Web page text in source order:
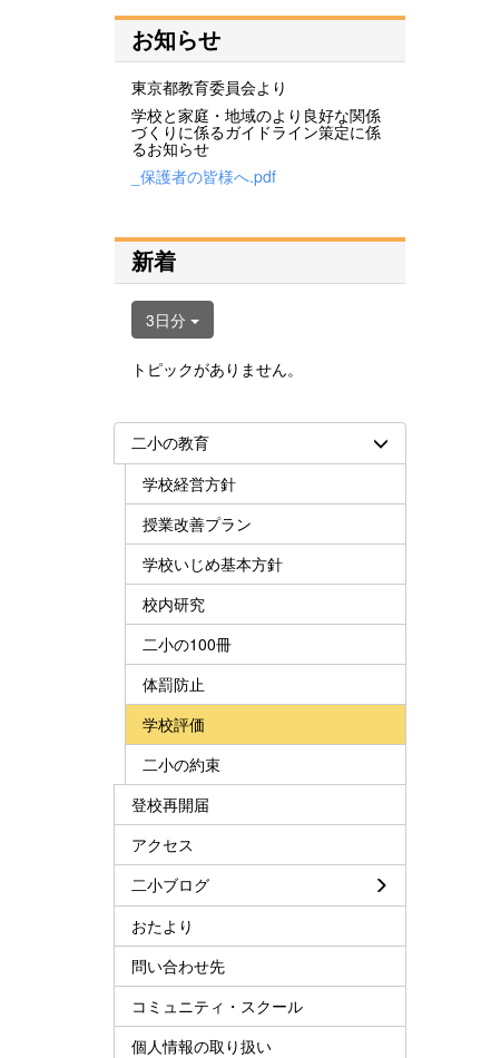
お知らせ
東京都教育委員会より
学校と家庭・地域のより良好な関係
づくりに係るガイドライン策定に係
るお知らせ
_保護者の皆様へ.pdf
新着
3日分
トピックがありません。
二小の教育
学校経営方針
授業改善プラン
学校いじめ基本方針
校内研究
二小の100冊
体罰防止
学校評価
二小の約束
登校再開届
アクセス
二小ブログ
おたより
問い合わせ先
コミュニティ・スクール
個人情報の取り扱い